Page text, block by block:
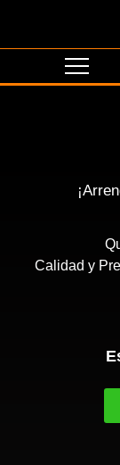
Calidad y